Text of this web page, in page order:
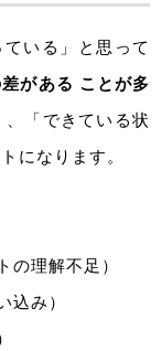
いる」と思って
がある ことが多
「できている状
になります。
の理解不足）
込み）